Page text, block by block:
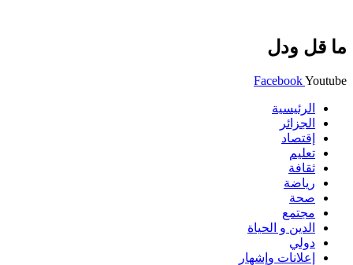
ما قل ودل
FacebookYoutube
الرئيسية
الجزائر
إقتصاد
تعليم
ثقافة
رياضة
صحة
مجتمع
الدين و الحياة
دولي
إعلانات وإشهار